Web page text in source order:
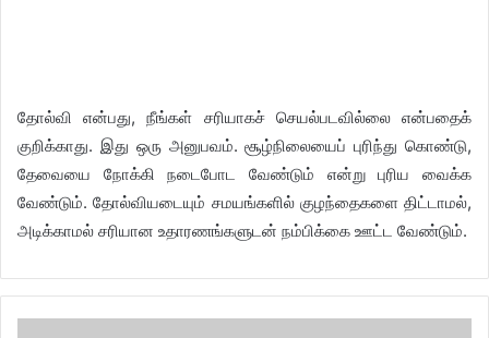
தோல்வி என்பது, நீங்கள் சரியாகச் செயல்படவில்லை என்பதைக்
குறிக்காது. இது ஒரு அனுபவம். சூழ்நிலையைப் புரிந்து கொண்டு,
தேவையை நோக்கி நடைபோட வேண்டும் என்று புரிய வைக்க
வேண்டும். தோல்வியடையும் சமயங்களில் குழந்தைகளை திட்டாமல்,
அடிக்காமல் சரியான உதாரணங்களுடன் நம்பிக்கை ஊட்ட வேண்டும்.